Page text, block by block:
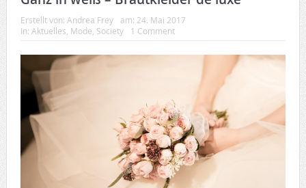
Erstellt von: Andrea Frey am: 24. Mai 2017
In: Aktuelles Mode Society 1 Comment